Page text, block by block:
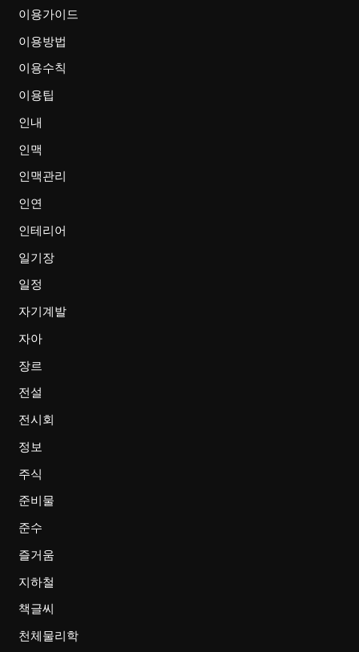
이용가이드
이용방법
이용수칙
이용팁
인내
인맥
인맥관리
인연
인테리어
일기장
일정
자기계발
자아
장르
전설
전시회
정보
주식
준비물
준수
즐거움
지하철
책글씨
천체물리학